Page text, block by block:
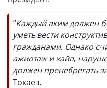
"Каждый аким должен
уметь вести
гражданами. Однако
ажиотаж и хайп,
должен пренебрегать
Токаев.